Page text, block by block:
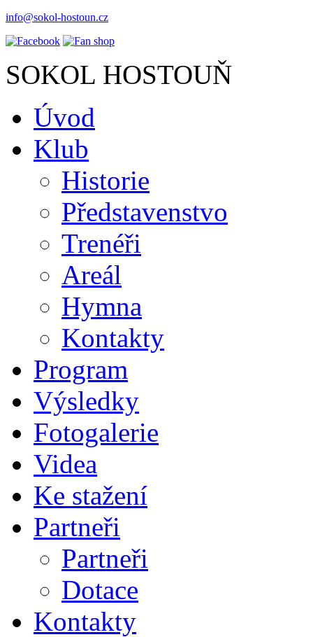
info@sokol-hostoun.cz
SOKOL HOSTOUŇ
Úvod
Klub
Historie
Představenstvo
Trenéři
Areál
Hymna
Kontakty
Program
Výsledky
Fotogalerie
Videa
Ke stažení
Partneři
Partneři
Dotace
Kontakty